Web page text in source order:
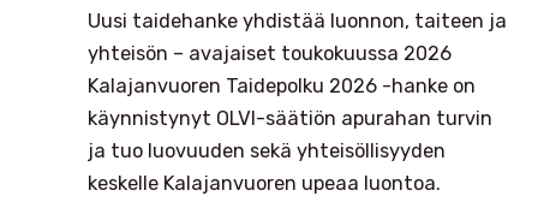
Uusi taidehanke yhdistää luonnon, taiteen ja
yhteisön – avajaiset toukokuussa 2026
Kalajanvuoren Taidepolku 2026 -hanke on
käynnistynyt OLVI-säätiön apurahan turvin
ja tuo luovuuden sekä yhteisöllisyyden
keskelle Kalajanvuoren upeaa luontoa.